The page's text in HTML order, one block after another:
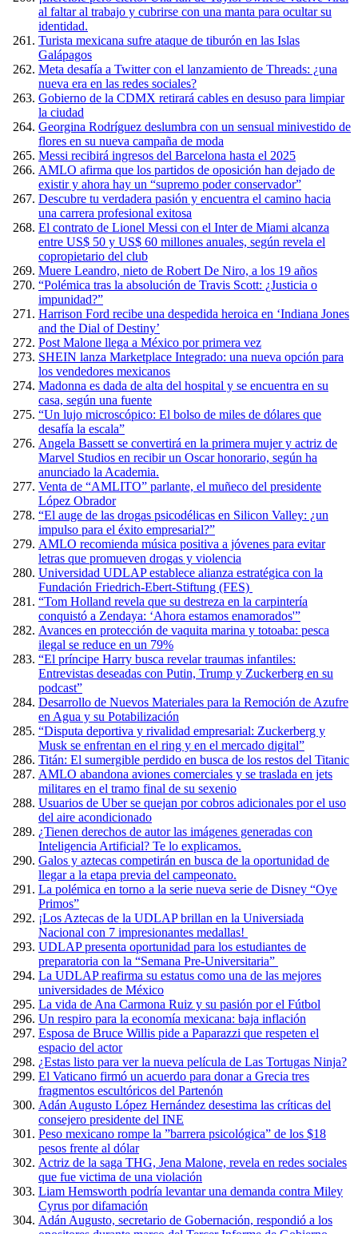
al faltar al trabajo y cubrirse con una manta para ocultar su
identidad.
Turista mexicana sufre ataque de tiburón en las Islas
Galápagos
Meta desafía a Twitter con el lanzamiento de Threads: ¿una
nueva era en las redes sociales?
Gobierno de la CDMX retirará cables en desuso para limpiar
la ciudad
Georgina Rodríguez deslumbra con un sensual minivestido de
flores en su nueva campaña de moda
Messi recibirá ingresos del Barcelona hasta el 2025
AMLO afirma que los partidos de oposición han dejado de
existir y ahora hay un “supremo poder conservador”
Descubre tu verdadera pasión y encuentra el camino hacia
una carrera profesional exitosa
El contrato de Lionel Messi con el Inter de Miami alcanza
entre US$ 50 y US$ 60 millones anuales, según revela el
copropietario del club
Muere Leandro, nieto de Robert De Niro, a los 19 años
“Polémica tras la absolución de Travis Scott: ¿Justicia o
impunidad?”
Harrison Ford recibe una despedida heroica en ‘Indiana Jones
and the Dial of Destiny’
Post Malone llega a México por primera vez
SHEIN lanza Marketplace Integrado: una nueva opción para
los vendedores mexicanos
Madonna es dada de alta del hospital y se encuentra en su
casa, según una fuente
“Un lujo microscópico: El bolso de miles de dólares que
desafía la escala”
Angela Bassett se convertirá en la primera mujer y actriz de
Marvel Studios en recibir un Oscar honorario, según ha
anunciado la Academia.
Venta de “AMLITO” parlante, el muñeco del presidente
López Obrador
“El auge de las drogas psicodélicas en Silicon Valley: ¿un
impulso para el éxito empresarial?”
AMLO recomienda música positiva a jóvenes para evitar
letras que promueven drogas y violencia
Universidad UDLAP establece alianza estratégica con la
Fundación Friedrich-Ebert-Stiftung (FES)
“Tom Holland revela que su destreza en la carpintería
conquistó a Zendaya: ‘Ahora estamos enamorados'”
Avances en protección de vaquita marina y totoaba: pesca
ilegal se reduce en un 79%
“El príncipe Harry busca revelar traumas infantiles:
Entrevistas deseadas con Putin, Trump y Zuckerberg en su
podcast”
Desarrollo de Nuevos Materiales para la Remoción de Azufre
en Agua y su Potabilización
“Disputa deportiva y rivalidad empresarial: Zuckerberg y
Musk se enfrentan en el ring y en el mercado digital”
Titán: El sumergible perdido en busca de los restos del Titanic
AMLO abandona aviones comerciales y se traslada en jets
militares en el tramo final de su sexenio
Usuarios de Uber se quejan por cobros adicionales por el uso
del aire acondicionado
¿Tienen derechos de autor las imágenes generadas con
Inteligencia Artificial? Te lo explicamos.
Galos y aztecas competirán en busca de la oportunidad de
llegar a la etapa previa del campeonato.
La polémica en torno a la serie nueva serie de Disney “Oye
Primos”
¡Los Aztecas de la UDLAP brillan en la Universiada
Nacional con 7 impresionantes medallas!
UDLAP presenta oportunidad para los estudiantes de
preparatoria con la “Semana Pre-Universitaria”
La UDLAP reafirma su estatus como una de las mejores
universidades de México
La vida de Ana Carmona Ruiz y su pasión por el Fútbol
Un respiro para la economía mexicana: baja inflación
Esposa de Bruce Willis pide a Paparazzi que respeten el
espacio del actor
¿Estas listo para ver la nueva película de Las Tortugas Ninja?
El Vaticano firmó un acuerdo para donar a Grecia tres
fragmentos escultóricos del Partenón
Adán Augusto López Hernández desestima las críticas del
consejero presidente del INE
Peso mexicano rompe la ”barrera psicológica” de los $18
pesos frente al dólar
Actriz de la saga THG, Jena Malone, revela en redes sociales
que fue victima de una violación
Liam Hemsworth podría levantar una demanda contra Miley
Cyrus por difamación
Adán Augusto, secretario de Gobernación, respondió a los